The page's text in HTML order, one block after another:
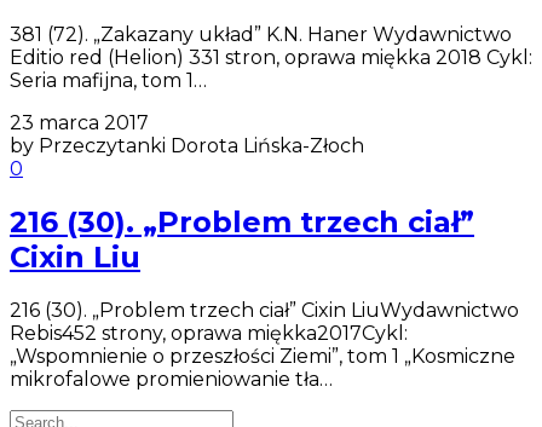
381 (72). „Zakazany układ” K.N. Haner Wydawnictwo
Editio red (Helion) 331 stron, oprawa miękka 2018 Cykl:
Seria mafijna, tom 1…
23 marca 2017
by Przeczytanki Dorota Lińska-Złoch
0
216 (30). „Problem trzech ciał”
Cixin Liu
216 (30). „Problem trzech ciał” Cixin LiuWydawnictwo
Rebis452 strony, oprawa miękka2017Cykl:
„Wspomnienie o przeszłości Ziemi”, tom 1 „Kosmiczne
mikrofalowe promieniowanie tła…